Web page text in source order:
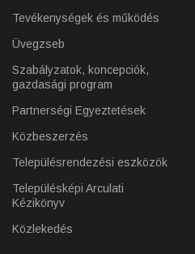
Tevékenységek és működés
Üvegzseb
Szabályzatok, koncepciók,
gazdasági program
Partnerségi Egyeztetések
Közbeszerzés
Településrendezési eszközök
Településképi Arculati
Kézikönyv
Közlekedés